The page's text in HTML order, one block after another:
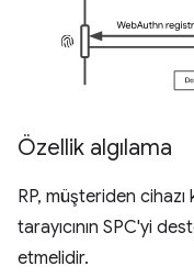
Özellik algılama
RP, müşteriden
tarayıcının SPC'yi
etmelidir.